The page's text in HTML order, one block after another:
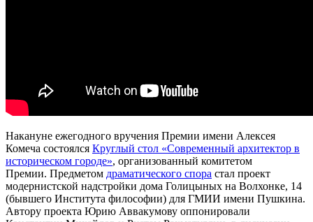
Накануне ежегодного вручения Премии имени Алексея
Комеча состоялся Круглый стол «Современный архитектор в
историческом городе», организованный комитетом
Премии. Предметом драматического спора стал проект
модернистской надстройки дома Голицыных на Волхонке, 14
(бывшего Института философии) для ГМИИ имени Пушкина.
Автору проекта Юрию Аввакумову оппонировали